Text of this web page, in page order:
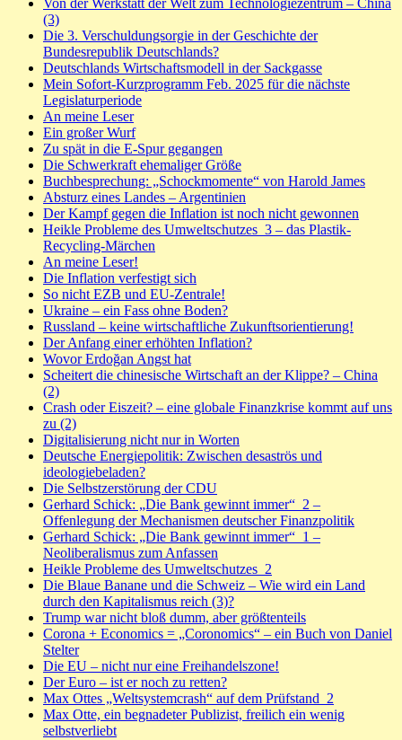
Von der Werkstatt der Welt zum Technologiezentrum – China
(3)
Die 3. Verschuldungsorgie in der Geschichte der
Bundesrepublik Deutschlands?
Deutschlands Wirtschaftsmodell in der Sackgasse
Mein Sofort-Kurzprogramm Feb. 2025 für die nächste
Legislaturperiode
An meine Leser
Ein großer Wurf
Zu spät in die E-Spur gegangen
Die Schwerkraft ehemaliger Größe
Buchbesprechung: „Schockmomente“ von Harold James
Absturz eines Landes – Argentinien
Der Kampf gegen die Inflation ist noch nicht gewonnen
Heikle Probleme des Umweltschutzes_3 – das Plastik-
Recycling-Märchen
An meine Leser!
Die Inflation verfestigt sich
So nicht EZB und EU-Zentrale!
Ukraine – ein Fass ohne Boden?
Russland – keine wirtschaftliche Zukunftsorientierung!
Der Anfang einer erhöhten Inflation?
Wovor Erdoğan Angst hat
Scheitert die chinesische Wirtschaft an der Klippe? – China
(2)
Crash oder Eiszeit? – eine globale Finanzkrise kommt auf uns
zu (2)
Digitalisierung nicht nur in Worten
Deutsche Energiepolitik: Zwischen desaströs und
ideologiebeladen?
Die Selbstzerstörung der CDU
Gerhard Schick: „Die Bank gewinnt immer“_2 –
Offenlegung der Mechanismen deutscher Finanzpolitik
Gerhard Schick: „Die Bank gewinnt immer“_1 –
Neoliberalismus zum Anfassen
Heikle Probleme des Umweltschutzes_2
Die Blaue Banane und die Schweiz – Wie wird ein Land
durch den Kapitalismus reich (3)?
Trump war nicht bloß dumm, aber größtenteils
Corona + Economics = „Coronomics“ – ein Buch von Daniel
Stelter
Die EU – nicht nur eine Freihandelszone!
Der Euro – ist er noch zu retten?
Max Ottes „Weltsystemcrash“ auf dem Prüfstand_2
Max Otte, ein begnadeter Publizist, freilich ein wenig
selbstverliebt